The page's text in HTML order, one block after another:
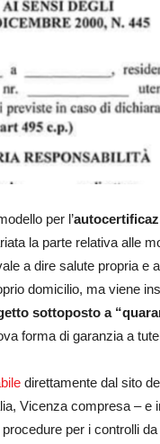
per l’
la parte relativa alle
a dire salute propria e
domicilio, ma viene
sottoposto a
forma di garanzia a
direttamente dal sito
Vicenza compresa – e
per i controlli